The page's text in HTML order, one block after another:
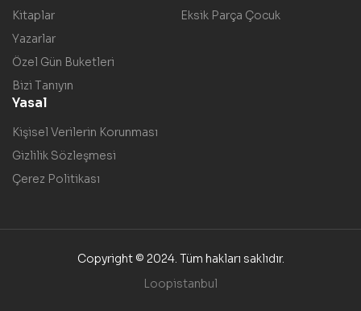
Kitaplar
Yazarlar
Özel Gün Buketleri
Bizi Tanıyın
Eksik Parça Çocuk
Yasal
Kişisel Verilerin Korunması
Gizlilik Sözleşmesi
Çerez Politikası
Copyright © 2024. Tüm hakları saklıdır.
Loopistanbul